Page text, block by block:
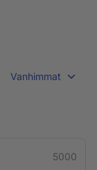
Vanhimmat
5000